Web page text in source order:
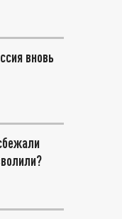
вновь